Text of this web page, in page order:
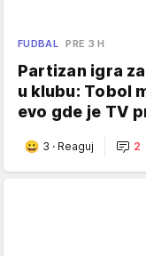
FUDBAL PRE 3 H
Partizan igra
u klubu: Tobol
evo gde je TV
3 · Reaguj 2